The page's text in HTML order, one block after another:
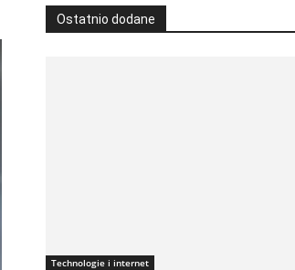
Ostatnio dodane
Technologie i internet